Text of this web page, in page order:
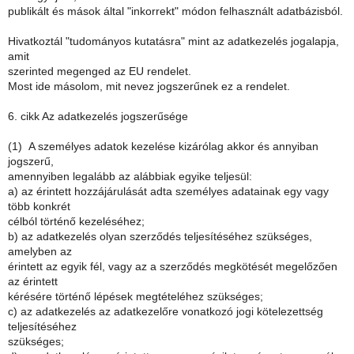
publikált és mások által "inkorrekt" módon felhasznált adatbázisból.
Hivatkoztál "tudományos kutatásra" mint az adatkezelés jogalapja,
amit
szerinted megenged az EU rendelet.
Most ide másolom, mit nevez jogszerűnek ez a rendelet.
6. cikk Az adatkezelés jogszerűsége
(1) A személyes adatok kezelése kizárólag akkor és annyiban
jogszerű,
amennyiben legalább az alábbiak egyike teljesül:
a) az érintett hozzájárulását adta személyes adatainak egy vagy
több konkrét
célból történő kezeléséhez;
b) az adatkezelés olyan szerződés teljesítéséhez szükséges,
amelyben az
érintett az egyik fél, vagy az a szerződés megkötését megelőzően
az érintett
kérésére történő lépések megtételéhez szükséges;
c) az adatkezelés az adatkezelőre vonatkozó jogi kötelezettség
teljesítéséhez
szükséges;